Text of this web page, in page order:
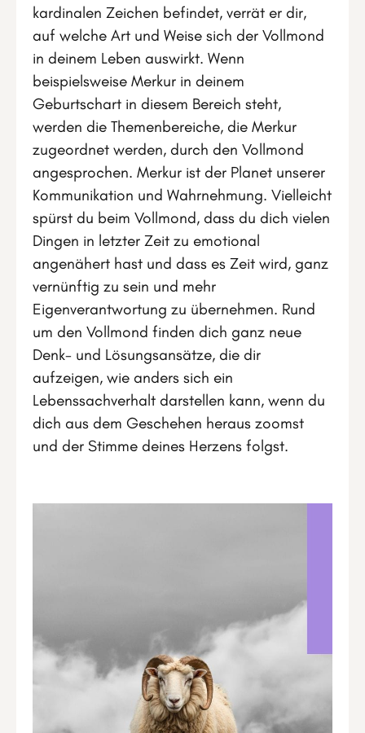
kardinalen Zeichen befindet, verrät er dir,
auf welche Art und Weise sich der Vollmond
in deinem Leben auswirkt. Wenn
beispielsweise Merkur in deinem
Geburtschart in diesem Bereich steht,
werden die Themenbereiche, die Merkur
zugeordnet werden, durch den Vollmond
angesprochen. Merkur ist der Planet unserer
Kommunikation und Wahrnehmung. Vielleicht
spürst du beim Vollmond, dass du dich vielen
Dingen in letzter Zeit zu emotional
angenähert hast und dass es Zeit wird, ganz
vernünftig zu sein und mehr
Eigenverantwortung zu übernehmen. Rund
um den Vollmond finden dich ganz neue
Denk- und Lösungsansätze, die dir
aufzeigen, wie anders sich ein
Lebenssachverhalt darstellen kann, wenn du
dich aus dem Geschehen heraus zoomst
und der Stimme deines Herzens folgst.